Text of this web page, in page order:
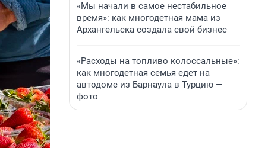
«Мы начали в самое нестабильное
время»: как многодетная мама из
Архангельска создала свой бизнес
«Расходы на топливо колоссальные»:
как многодетная семья едет на
автодоме из Барнаула в Турцию —
фото